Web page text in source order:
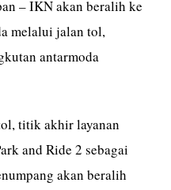
– IKN akan beralih ke
melalui jalan tol,
antarmoda
titik akhir layanan
and Ride 2 sebagai
akan beralih